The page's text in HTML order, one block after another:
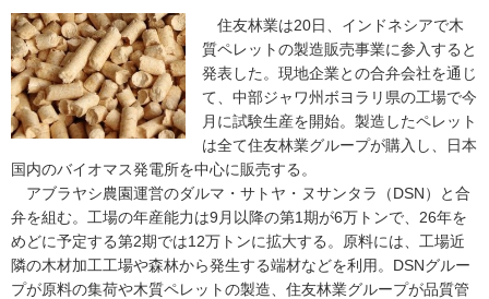
住友林業は20日、インドネシアで木
質ペレットの製造販売事業に参入すると
発表した。現地企業との合弁会社を通じ
て、中部ジャワ州ボヨラリ県の工場で今
月に試験生産を開始。製造したペレット
は全て住友林業グループが購入し、日本
国内のバイオマス発電所を中心に販売する。
アブラヤシ農園運営のダルマ・サトヤ・ヌサンタラ（DSN）と合
弁を組む。工場の年産能力は9月以降の第1期が6万トンで、26年を
めどに予定する第2期では12万トンに拡大する。原料には、工場近
隣の木材加工工場や森林から発生する端材などを利用。DSNグルー
プが原料の集荷や木質ペレットの製造、住友林業グループが品質管